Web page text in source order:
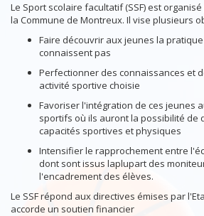
Le Sport scolaire facultatif (SSF) est
la Commune de Montreux. Il vise plusieurs
Faire découvrir aux jeunes la
connaissent pas
Perfectionner des connaissances et
activité sportive choisie
Favoriser l'intégration de ces jeunes
sportifs où ils auront la possibilité de
capacités sportives et physiques
Intensifier le rapprochement entre
dont sont issus laplupart des
l'encadrement des élèves.
Le SSF répond aux directives émises par
accorde un soutien financier